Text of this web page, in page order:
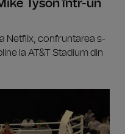
Tyson într-un
Netflix, confruntarea s-
la AT&T Stadium din